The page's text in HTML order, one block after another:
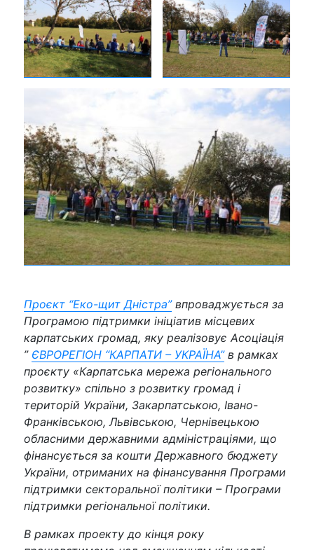
Проєкт “Еко-щит Дністра”впроваджується за
Програмою підтримки ініціатив місцевих
карпатських громад, яку реалізовує Асоціація
” ЄВРОРЕГІОН “КАРПАТИ – УКРАЇНА”в рамках
проєкту «Карпатська мережа регіонального
розвитку» спільно з розвитку громад і
територій України, Закарпатською, Івано-
Франківською, Львівською, Чернівецькою
обласними державними адміністраціями, що
фінансується за кошти Державного бюджету
України, отриманих на фінансування Програми
підтримки секторальної політики – Програми
підтримки регіональної політики.
В рамках проекту до кінця року